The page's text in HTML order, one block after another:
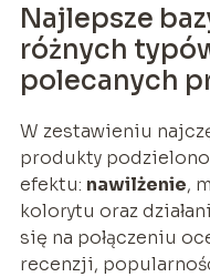
Najlepsze
różnych
polecanych
W zestawieniu
produkty podzielono
efektu: nawilżenie,
kolorytu oraz
się na połączeniu
recenzji,